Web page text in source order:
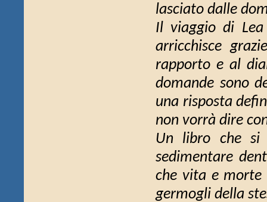
lasciato dalle
Il viaggio di
arricchisce
rapporto e al
domande sono
una risposta
non vorrà dire
Un libro che si
sedimentare
che vita e morte
germogli della